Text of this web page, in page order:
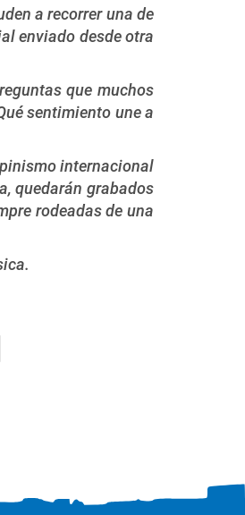
a recorrer una de
enviado desde otra
que muchos
sentimiento une a
internacional
quedarán grabados
rodeadas de una